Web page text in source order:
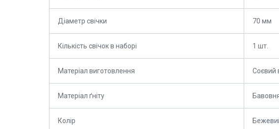
Діаметр свічки 70 мм
Кількість свічок в наборі 1 шт.
Матеріал виготовлення Соєвий
Матеріал ґніту
Колір